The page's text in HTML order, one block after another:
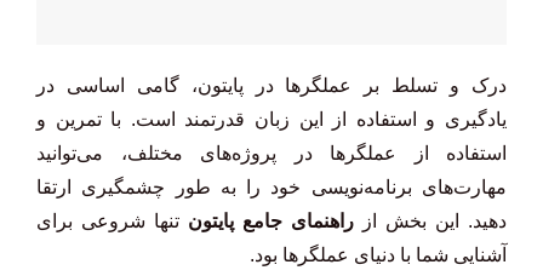
درک و تسلط بر عملگرها در پایتون، گامی اساسی در
یادگیری و استفاده از این زبان قدرتمند است. با تمرین و
استفاده از عملگرها در پروژه‌های مختلف، می‌توانید
مهارت‌های برنامه‌نویسی خود را به طور چشمگیری ارتقا
دهید. این بخش از راهنمای جامع پایتون تنها شروعی برای
آشنایی شما با دنیای عملگرها بود.